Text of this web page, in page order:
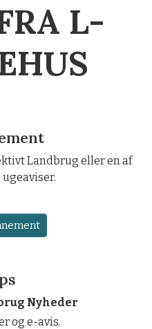
L-
Landbrug eller en af
Nyheder
og e-avis.